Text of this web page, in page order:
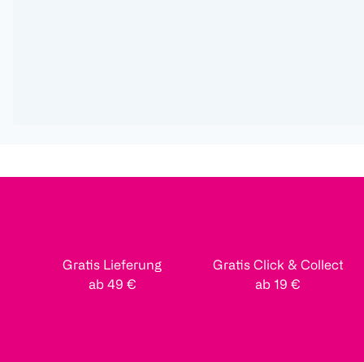
Gratis Lieferung
ab 49 €
Gratis Click & Collect
ab 19 €